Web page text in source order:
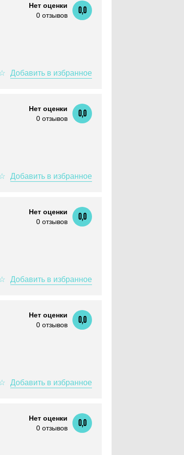
Нет оценки
0 отзывов
0,0
Нет оценки
0 отзывов
0,0
Нет оценки
0 отзывов
0,0
Нет оценки
0 отзывов
0,0
Нет оценки
0 отзывов
0,0